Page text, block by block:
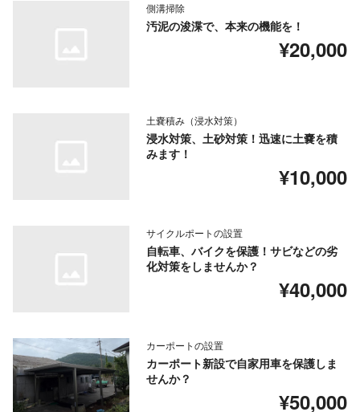
側溝掃除
汚泥の浚渫で、本来の機能を！
¥20,000
土嚢積み（浸水対策）
浸水対策、土砂対策！迅速に土嚢を積
みます！
¥10,000
サイクルポートの設置
自転車、バイクを保護！サビなどの劣
化対策をしませんか？
¥40,000
カーポートの設置
カーポート新設で自家用車を保護しま
せんか？
¥50,000